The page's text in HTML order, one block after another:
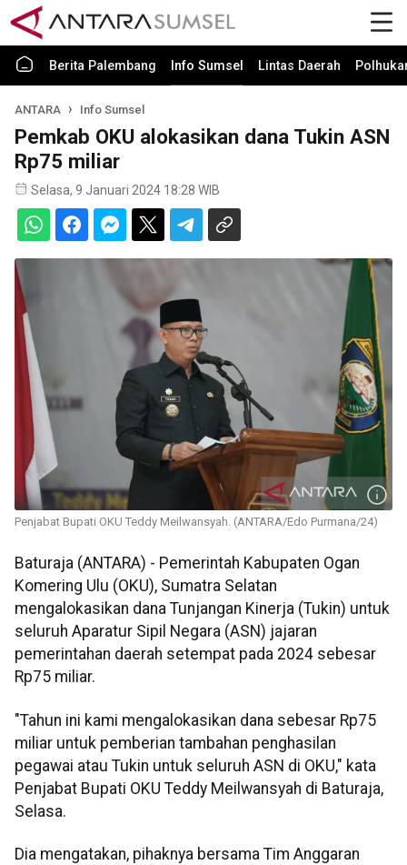
Berita Palembang Info Sumsel Lintas Daerah
ANTARA Info Sumsel
Pemkab OKU alokasikan dana Tukin ASN
Rp75 miliar
Selasa, 9 Januari 2024 18:28 WIB
Penjabat Bupati OKU Teddy Meilwansyah. (ANTARA/Edo Purmana/24)
Baturaja (ANTARA) - Pemerintah Kabupaten Ogan
Komering Ulu (OKU), Sumatra Selatan
mengalokasikan dana Tunjangan Kinerja (Tukin) untuk
seluruh Aparatur Sipil Negara (ASN) jajaran
pemerintahan daerah setempat pada 2024 sebesar
Rp75 miliar.
"Tahun ini kami mengalokasikan dana sebesar Rp75
miliar untuk pemberian tambahan penghasilan
pegawai atau Tukin untuk seluruh ASN di OKU," kata
Penjabat Bupati OKU Teddy Meilwansyah di Baturaja,
Selasa.
Dia mengatakan, pihaknya bersama Tim Anggaran